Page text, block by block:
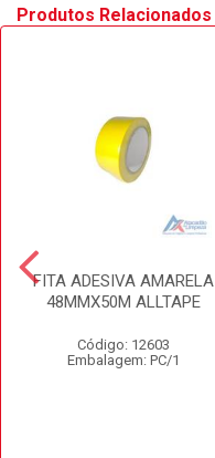
Produtos Relacionados
FITA ADESIVA AMARELA
48MMX50M ALLTAPE
Código: 12603
Embalagem: PC/1